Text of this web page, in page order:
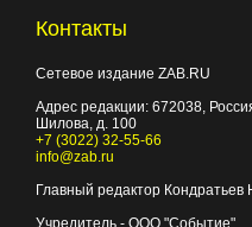
Контакты
Сетевое издание ZAB.RU
Адрес редакции: 672038,
Шилова, д. 100
+7 (3022) 32-55-66
info@zab.ru
Главный редактор Кондратьев
Учредитель - ООО "Событие"